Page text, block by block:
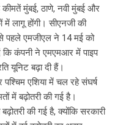
मुंबई, ठाणे, नवी मुंबई और
लागू होंगी। सीएनजी की
पहले एमजीएल ने 14 मई को
कि कंपनी ने एमएमआर में पाइप
यूनिट बढ़ा दी हैं।
पश्चिम एशिया में चल रहे संघर्ष
में बढ़ोतरी की गई है।
की गई है, क्योंकि सरकारी